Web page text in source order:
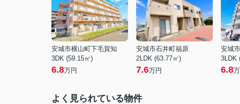
安城市横山町下毛賀知
3DK (59.15㎡)
6.8万円
安城市石井町福原
2LDK (63.77㎡)
7.6万円
安城
3LDK
6.8
よく見られている物件